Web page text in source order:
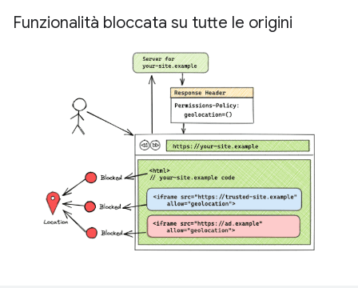
Funzionalità bloccata su tutte le origini